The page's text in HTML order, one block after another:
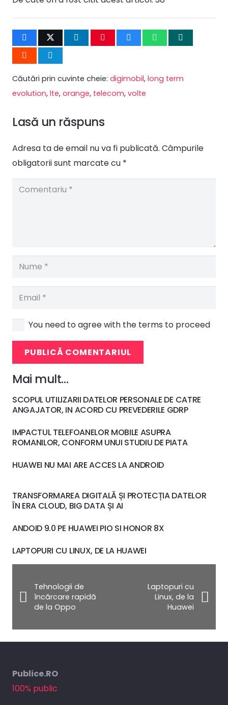
Căutări prin cuvinte cheie: digimobil, long term
evolution, lte, orange, telecom, volte
Lasă un răspuns
Adresa ta de email nu va fi publicată. Câmpurile
obligatorii sunt marcate cu *
You need to agree with the terms to proceed
PUBLICĂ COMENTARIUL
Mai mult…
SCOPUL UTILIZARII DATELOR PERSONALE DE CATRE
ANGAJATOR, IN ACORD CU PREVEDERILE GDRP
IMPACTUL TELEFOANELOR MOBILE ASUPRA
ROMANILOR, CONFORM UNUI STUDIU DE PIATA
HUAWEI NU MAI ARE ACCES LA ANDROID
TRANSFORMAREA DIGITALĂ ȘI PROTECȚIA DATELOR
ÎN ERA CLOUD, BIG DATA ȘI AI
ANDOID 9.0 PE HUAWEI PIO SI HONOR 8X
LAPTOPURI CU LINUX, DE LA HUAWEI
Tehnologii de
încărcare rapidă
de la Oppo
Laptopuri cu
Linux, de la
Huawei
Publice.RO
100% public